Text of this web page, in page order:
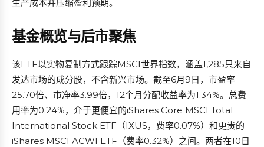
生产成本并压缩盈利预期。
基金概览与后市聚焦
该ETF以实物复制方式跟踪MSCI世界指数，涵盖1,285只来自
发达市场的成分股，不含新兴市场。截至6月9日，市盈率
25.70倍、市净率3.99倍，12个月分配收益率为1.34%。总费
用率为0.24%，介于更便宜的iShares Core MSCI Total
International Stock ETF（IXUS，费率0.07%）和更贵的
iShares MSCI ACWI ETF（费率0.32%）之间。两者在10日